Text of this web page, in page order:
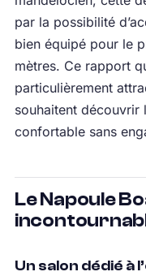
par la possibilité
bien équipé pour le
mètres. Ce rapport
particulièrement
souhaitent découvrir
confortable sans
Le Napoule
Un salon dédié à